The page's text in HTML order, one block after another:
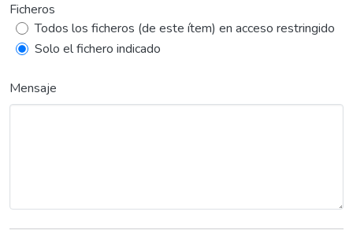
Ficheros
Todos los ficheros (de este ítem) en acceso restringido
Solo el fichero indicado
Mensaje